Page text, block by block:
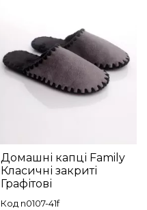
Домашні капці Family
Класичні закриті
Графітові
Код n0107-41f